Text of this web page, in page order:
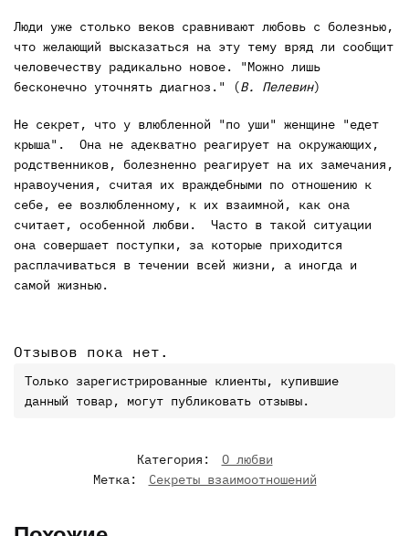
Люди уже столько веков сравнивают любовь с болезнью,
что желающий высказаться на эту тему вряд ли сообщит
человечеству радикально новое. "Можно лишь
бесконечно уточнять диагноз." (В. Пелевин)
Не секрет, что у влюбленной "по уши" женщине "едет
крыша". Она не адекватно реагирует на окружающих,
родственников, болезненно реагирует на их замечания,
нравоучения, считая их враждебными по отношению к
себе, ее возлюбленному, к их взаимной, как она
считает, особенной любви. Часто в такой ситуации
она совершает поступки, за которые приходится
расплачиваться в течении всей жизни, а иногда и
самой жизнью.
Отзывов пока нет.
Только зарегистрированные клиенты, купившие
данный товар, могут публиковать отзывы.
Категория:
О любви
Метка:
Секреты взаимоотношений